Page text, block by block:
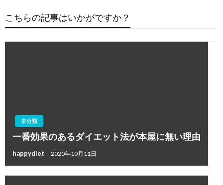
ー
シ
ョ
こちらの記事はいかがですか？
未分類
一番効果のあるダイエット法が本屋に無い理由
happydiet 2020年10月11日